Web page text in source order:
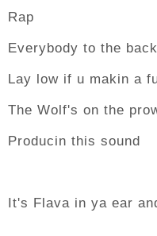
Rap
Everybody to the
Lay low if u makin a
The Wolf's on the
Producin this sound
It's Flava in ya ear